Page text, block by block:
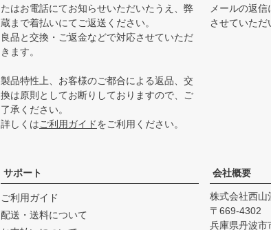
たはお電話にてお知らせいただいたうえ、弊
蔵まで着払いにてご返送ください。
良品と交換・ご返金などで対応させていただ
きます。
製品特性上、お客様のご都合による返品、交
換は原則としてお断りしておりますので、ご
了承ください。
詳しくはご利用ガイドをご利用ください。
メールの返
させていただ
サポート
ご利用ガイド
配送・送料について
会社概要
株式会社西山
669-4302
兵庫県丹波市